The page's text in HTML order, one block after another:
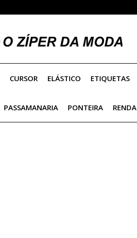
CURSOR ELÁSTICO ETIQUETAS
PASSAMANARIA PONTEIRA RENDA